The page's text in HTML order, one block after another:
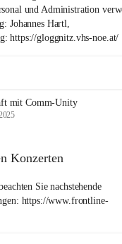
und Administration
Johannes Hartl,
https://gloggnitz.vhs-noe.at/
mit Comm-Unity
Konzerten
Sie nachstehende
https://www.frontline-